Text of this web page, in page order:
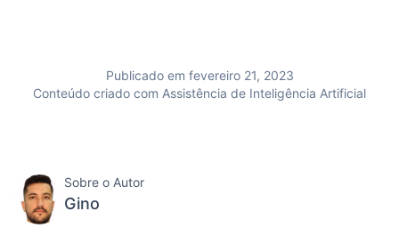
Publicado em fevereiro 21, 2023
Conteúdo criado com Assistência de Inteligência Artificial
Sobre o Autor
Gino